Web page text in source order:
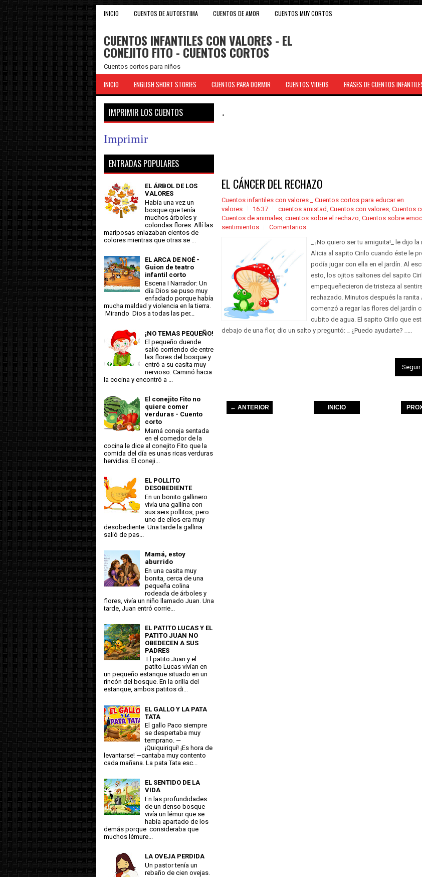
INICIO CUENTOS DE AUTOESTIMA CUENTOS DE AMOR CUENTOS MUY CORTOS
CUENTOS INFANTILES CON VALORES - EL
CONEJITO FITO - CUENTOS CORTOS
Cuentos cortos para niños
INICIO ENGLISH SHORT STORIES CUENTOS PARA DORMIR CUENTOS VIDEOS FRASES DE CUENTOS
.
EL CÁNCER DEL RECHAZO
Cuentos infantiles con valores _ Cuentos cortos para educar en
valores
16:37 cuentos amistad , Cuentos con valores, Cuentos
Cuentos de animales, cuentos sobre el rechazo, Cuentos sobre
sentimientos
Comentarios
_ ¡No quiero ser tu amiguita!_ le dijo la
Alicia al sapito Cirilo cuando éste le
podía jugar con ella en el jardín. Al
esto, los ojitos saltones del sapito
empequeñecieron de tristeza al
rechazado. Minutos después la ranita
comenzó a regar las flores del jardín
cubito de agua. El sapito Cirilo que
debajo de una flor, dio un salto y preguntó: _ ¿Puedo ayudarte? _...
Seguir
← ANTERIOR INICIO
IMPRIMIR LOS CUENTOS
Imprimir
ENTRADAS POPULARES
EL ÁRBOL DE LOS
VALORES
Había una vez un
bosque que tenía
muchos árboles y
coloridas flores. Allí las
mariposas enlazaban cientos de
colores mientras que otras se ...
EL ARCA DE NOÉ -
Guion de teatro
infantil corto
Escena I Narrador: Un
día Dios se puso muy
enfadado porque había
mucha maldad y violencia en la tierra.
Mirando Dios a todas las per...
¡NO TEMAS PEQUEÑO!
El pequeño duende
salió corriendo de entre
las flores del bosque y
entró a su casita muy
nervioso. Caminó hacia
la cocina y encontró a ...
El conejito Fito no
quiere comer
verduras - Cuento
corto
Mamá coneja sentada
en el comedor de la
cocina le dice al conejito Fito que la
comida del día es unas ricas verduras
hervidas. El coneji...
EL POLLITO
DESOBEDIENTE
En un bonito gallinero
vivía una gallina con
sus seis pollitos, pero
uno de ellos era muy
desobediente. Una tarde la gallina
salió de pas...
Mamá, estoy
aburrido
En una casita muy
bonita, cerca de una
pequeña colina
rodeada de árboles y
flores, vivía un niño llamado Juan. Una
tarde, Juan entró corrie...
EL PATITO LUCAS Y EL
PATITO JUAN NO
OBEDECEN A SUS
PADRES
El patito Juan y el
patito Lucas vivían en
un pequeño estanque situado en un
rincón del bosque. En la orilla del
estanque, ambos patitos di...
EL GALLO Y LA PATA
TATA
El gallo Paco siempre
se despertaba muy
temprano. —
¡Quiquiriquí! ¡Es hora de
levantarse! —cantaba muy contento
cada mañana. La pata Tata esc...
EL SENTIDO DE LA
VIDA
En las profundidades
de un denso bosque
vivía un lémur que se
había apartado de los
demás porque consideraba que
muchos lémure...
LA OVEJA PERDIDA
Un pastor tenía un
rebaño de cien ovejas.